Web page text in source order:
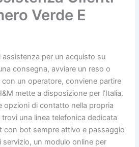
Verde E
per un acquisto su
consegna, avviare un reso o
un operatore, conviene partire
mette a disposizione per l’Italia.
opzioni di contatto nella propria
una linea telefonica dedicata
con bot sempre attivo e passaggio
servizio, un modulo online per